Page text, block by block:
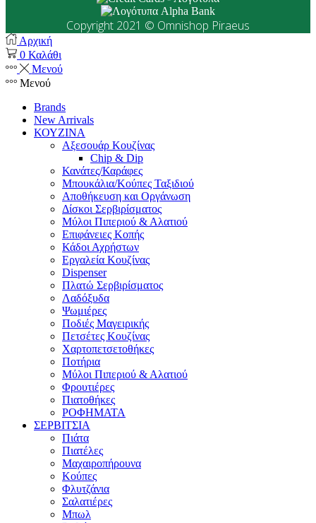
Copyright 2021 © Omnishop Piraeus
Αρχική
0 Καλάθι
Μενού
Μενού
Brands
New Arrivals
ΚΟΥΖΙΝΑ
Αξεσουάρ Κουζίνας
Chip & Dip
Κανάτες/Καράφες
Μπουκάλια/Κούπες Ταξιδιού
Αποθήκευση και Οργάνωση
Δίσκοι Σερβιρίσματος
Μύλοι Πιπεριού & Αλατιού
Επιφάνειες Κοπής
Κάδοι Αχρήστων
Εργαλεία Κουζίνας
Dispenser
Πλατώ Σερβιρίσματος
Λαδόξυδα
Ψωμιέρες
Ποδιές Μαγειρικής
Πετσέτες Κουζίνας
Χαρτοπετσετοθήκες
Ποτήρια
Μύλοι Πιπεριού & Αλατιού
Φρουτιέρες
Πιατοθήκες
ΡΟΦΗΜΑΤΑ
ΣΕΡΒΙΤΣΙΑ
Πιάτα
Πιατέλες
Μαχαιροπήρουνα
Κούπες
Φλυτζάνια
Σαλατιέρες
Μπωλ